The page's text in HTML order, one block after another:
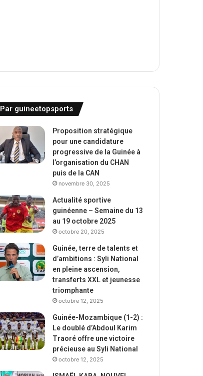
Par guineetopsports
Proposition stratégique
pour une candidature
progressive de la Guinée à
l’organisation du CHAN
puis de la CAN
novembre 30, 2025
Actualité sportive
guinéenne – Semaine du 13
au 19 octobre 2025
octobre 20, 2025
Guinée, terre de talents et
d’ambitions : Syli National
en pleine ascension,
transferts XXL et jeunesse
triomphante
octobre 12, 2025
Guinée-Mozambique (1-2) :
Le doublé d’Abdoul Karim
Traoré offre une victoire
précieuse au Syli National
octobre 12, 2025